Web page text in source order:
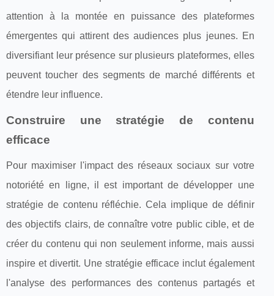
attention à la montée en puissance des plateformes
émergentes qui attirent des audiences plus jeunes. En
diversifiant leur présence sur plusieurs plateformes, elles
peuvent toucher des segments de marché différents et
étendre leur influence.
Construire une stratégie de contenu
efficace
Pour maximiser l'impact des réseaux sociaux sur votre
notoriété en ligne, il est important de développer une
stratégie de contenu réfléchie. Cela implique de définir
des objectifs clairs, de connaître votre public cible, et de
créer du contenu qui non seulement informe, mais aussi
inspire et divertit. Une stratégie efficace inclut également
l'analyse des performances des contenus partagés et